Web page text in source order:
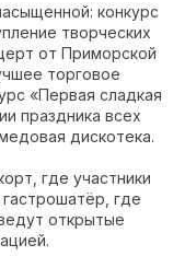
конкурс
творческих
от Приморской
торговое
«Первая сладкая
праздника всех
дискотека.
где участники
где
открытые